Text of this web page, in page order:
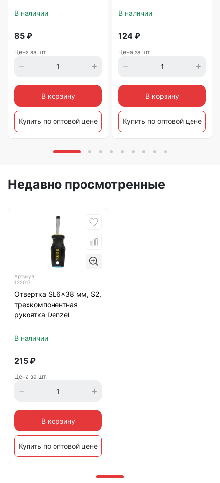
В наличии
85 ₽
Цена за шт.
В корзину
Купить по оптовой цене
В наличии
124 ₽
Цена за шт.
В корзину
Купить по оптовой цене
Недавно просмотренные
Артикул
122017
Отвертка SL6x38 мм, S2,
трехкомпонентная
рукоятка Denzel
В наличии
215 ₽
Цена за шт.
В корзину
Купить по оптовой цене